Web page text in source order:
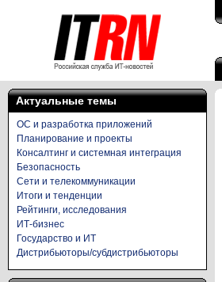
Актуальные темы
ОС и разработка приложений
Планирование и проекты
Консалтинг и системная интеграция
Безопасность
Сети и телекоммуникации
Итоги и тенденции
Рейтинги, исследования
ИТ-бизнес
Государство и ИТ
Дистрибьюторы/субдистрибьюторы